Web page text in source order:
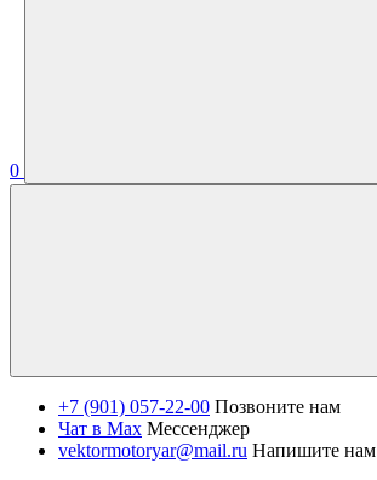
0
+7 (901) 057-22-00 Позвоните нам
Чат в Max Мессенджер
vektormotoryar@mail.ru Напишите нам